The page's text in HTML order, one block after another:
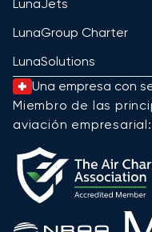
LunaJets
LunaGroup Charter
LunaSolutions
Una empresa con
Miembro de las
aviación empresarial: